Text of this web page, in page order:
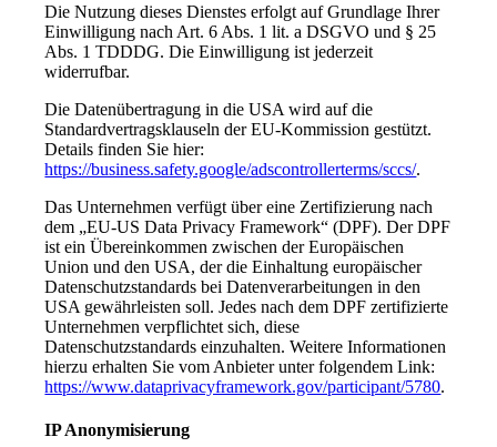
Die Nutzung dieses Dienstes erfolgt auf Grundlage Ihrer
Einwilligung nach Art. 6 Abs. 1 lit. a DSGVO und § 25
Abs. 1 TDDDG. Die Einwilligung ist jederzeit
widerrufbar.
Die Datenübertragung in die USA wird auf die
Standardvertragsklauseln der EU-Kommission gestützt.
Details finden Sie hier:
https://business.safety.google/adscontrollerterms/sccs/.
Das Unternehmen verfügt über eine Zertifizierung nach
dem „EU-US Data Privacy Framework“ (DPF). Der DPF
ist ein Übereinkommen zwischen der Europäischen
Union und den USA, der die Einhaltung europäischer
Datenschutzstandards bei Datenverarbeitungen in den
USA gewährleisten soll. Jedes nach dem DPF zertifizierte
Unternehmen verpflichtet sich, diese
Datenschutzstandards einzuhalten. Weitere Informationen
hierzu erhalten Sie vom Anbieter unter folgendem Link:
https://www.dataprivacyframework.gov/participant/5780.
IP Anonymisierung